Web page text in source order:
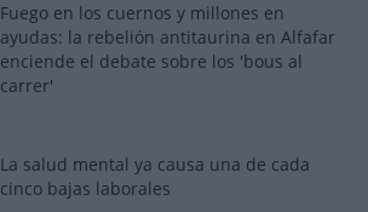
Fuego en los cuernos y millones en
ayudas: la rebelión antitaurina en Alfafar
enciende el debate sobre los 'bous al
carrer'
La salud mental ya causa una de cada
cinco bajas laborales